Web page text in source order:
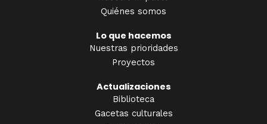
Quiénes somos
Lo que hacemos
Nuestras prioridades
Proyectos
Actualizaciones
Biblioteca
Gacetas culturales